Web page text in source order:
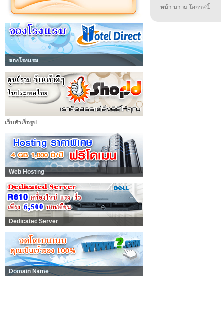
จองโรงแรม
เว็บสำเร็จรูป
Web Hosting
Dedicated Server
Domain Name
หน้า มา ณ โอกาสนี้